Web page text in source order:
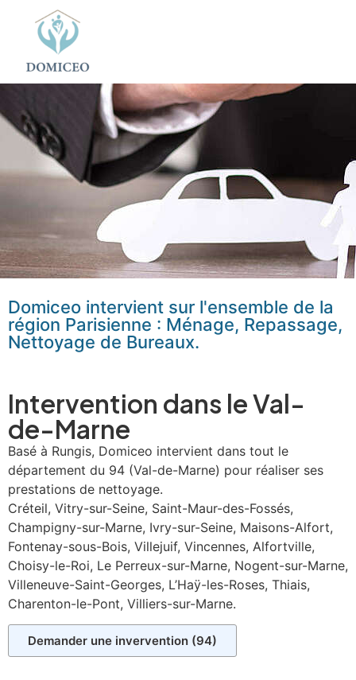
Domiceo intervient sur l'ensemble de la
région Parisienne : Ménage, Repassage,
Nettoyage de Bureaux.
Intervention dans leVal-
de-Marne
Basé à Rungis, Domiceo intervient dans tout le
département du 94 (Val-de-Marne) pour réaliser ses
prestations de nettoyage.
Créteil, Vitry-sur-Seine, Saint-Maur-des-Fossés,
Champigny-sur-Marne, Ivry-sur-Seine, Maisons-Alfort,
Fontenay-sous-Bois, Villejuif, Vincennes, Alfortville,
Choisy-le-Roi, Le Perreux-sur-Marne, Nogent-sur-Marne,
Villeneuve-Saint-Georges, L’Haÿ-les-Roses, Thiais,
Charenton-le-Pont, Villiers-sur-Marne.
Demander une invervention (94)
Panneau de gestion des cookies